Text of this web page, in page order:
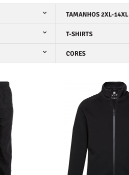
TAMANHOS 2XL-14XL
T-SHIRTS
CORES